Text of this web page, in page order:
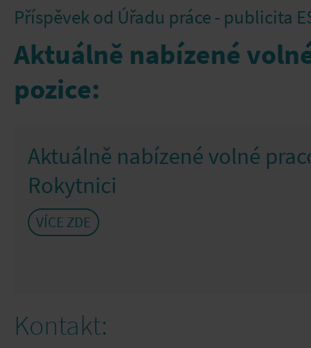
Příspěvek od Úřadu práce - publicita
Aktuálně nabízené
pozice:
Aktuálně nabízené volné
Rokytnici
VÍCE ZDE
Kontakt: